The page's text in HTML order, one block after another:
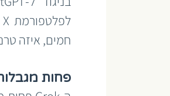
חמים, איזה
פחות